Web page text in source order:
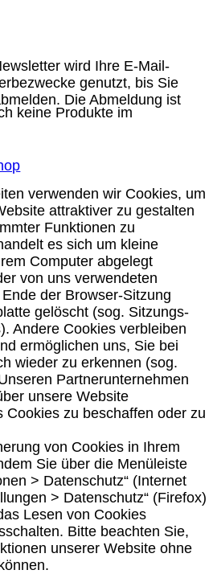
keine Produkte im
wird Ihre E-Mail-
genutzt, bis Sie
Die Abmeldung ist
verwenden wir Cookies, um
attraktiver zu gestalten
Funktionen zu
es sich um kleine
Computer abgelegt
von uns verwendeten
der Browser-Sitzung
gelöscht (sog. Sitzungs-
Andere Cookies verbleiben
ermöglichen uns, Sie bei
wieder zu erkennen (sog.
Partnerunternehmen
unsere Website
Cookies zu beschaffen oder zu
von Cookies in Ihrem
Sie über die Menüleiste
> Datenschutz“ (Internet
> Datenschutz“ (Firefox)
Lesen von Cookies
Bitte beachten Sie,
unserer Website ohne